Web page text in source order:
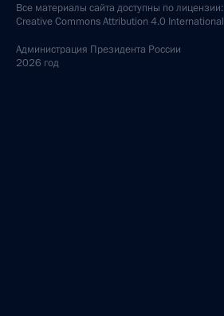
Все материалы сайта доступны по лицензии:
Creative Commons Attribution 4.0 International
Администрация Президента России
2026 год